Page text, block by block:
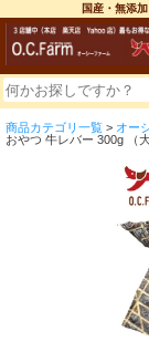
国産・無添
商品カテゴリ一覧 > オー
おやつ 牛レバー 300g （大